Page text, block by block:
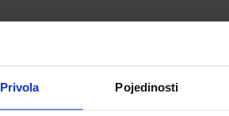
Privola Pojedinosti